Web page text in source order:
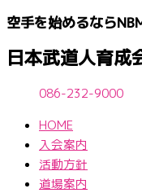
容
を
ス
空手を始めるなら
日本武道人育
086-232-9000
HOME
入会案内
活動方針
道場案内